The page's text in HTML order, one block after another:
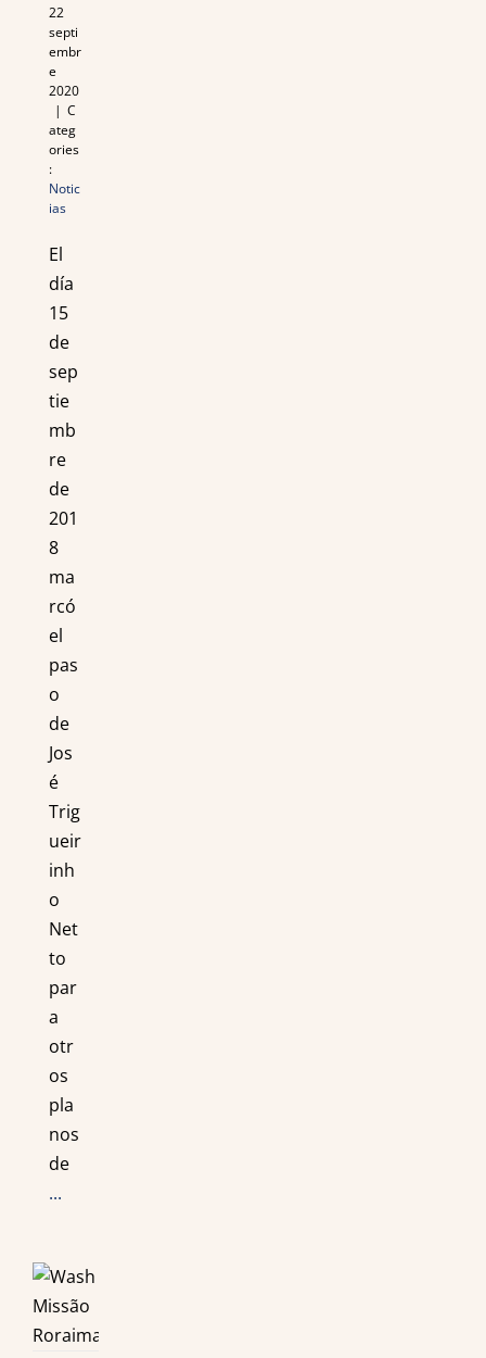
22
septi
embr
e
2020
| C
ateg
ories
:
Notic
ias
El
día
15
de
sep
tie
mb
re
de
201
8
ma
rcó
el
pas
o
de
Jos
é
Trig
ueir
inh
o
Net
to
par
a
otr
os
pla
nos
de
...